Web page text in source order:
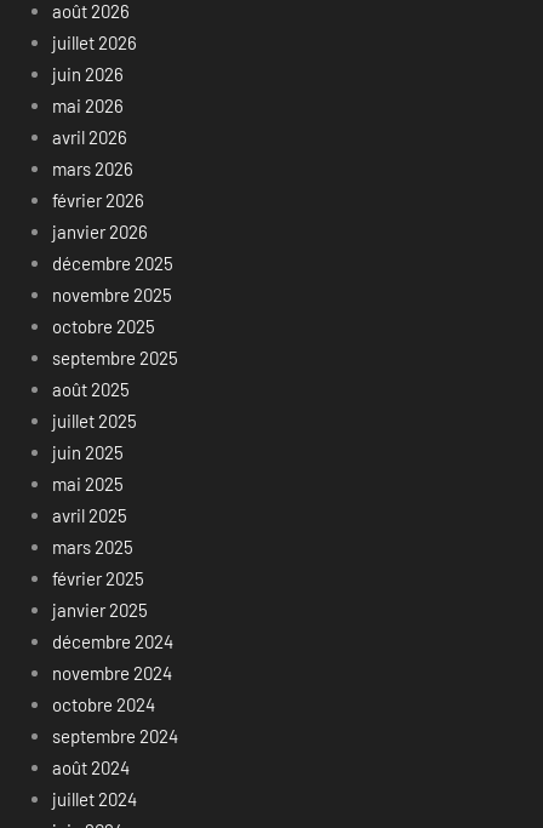
août 2026
juillet 2026
juin 2026
mai 2026
avril 2026
mars 2026
février 2026
janvier 2026
décembre 2025
novembre 2025
octobre 2025
septembre 2025
août 2025
juillet 2025
juin 2025
mai 2025
avril 2025
mars 2025
février 2025
janvier 2025
décembre 2024
novembre 2024
octobre 2024
septembre 2024
août 2024
juillet 2024